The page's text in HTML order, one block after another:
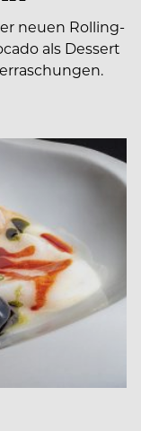
neuen Rolling-
als Dessert